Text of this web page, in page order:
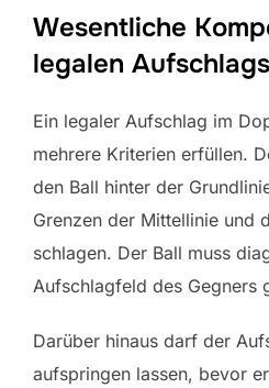
Wesentliche
legalen Aufschlags
Ein legaler Aufschlag im
mehrere Kriterien erfüllen.
den Ball hinter der
Grenzen der Mittellinie und
schlagen. Der Ball muss
Aufschlagfeld des Gegners
Darüber hinaus darf der
aufspringen lassen, bevor